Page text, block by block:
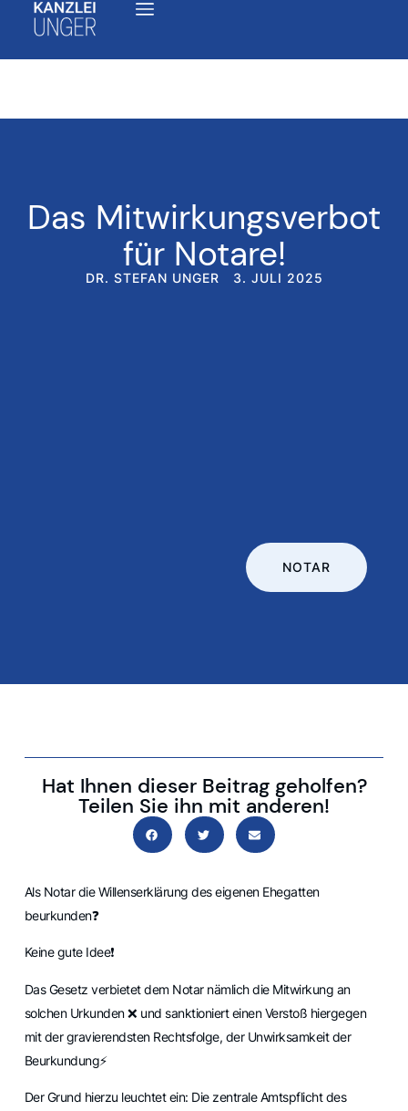
Das Mitwirkungsverbot
für Notare!
DR. STEFAN UNGER 3. JULI 2025
NOTAR
Hat Ihnen dieser Beitrag geholfen?
Teilen Sie ihn mit anderen!
Als Notar die Willenserklärung des eigenen Ehegatten
beurkunden❓
Keine gute Idee❗
Das Gesetz verbietet dem Notar nämlich die Mitwirkung an
solchen Urkunden ❌ und sanktioniert einen Verstoß hiergegen
mit der gravierendsten Rechtsfolge, der Unwirksamkeit der
Beurkundung⚡
Der Grund hierzu leuchtet ein: Die zentrale Amtspflicht des